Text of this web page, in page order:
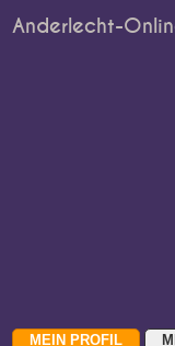
Anderlecht-